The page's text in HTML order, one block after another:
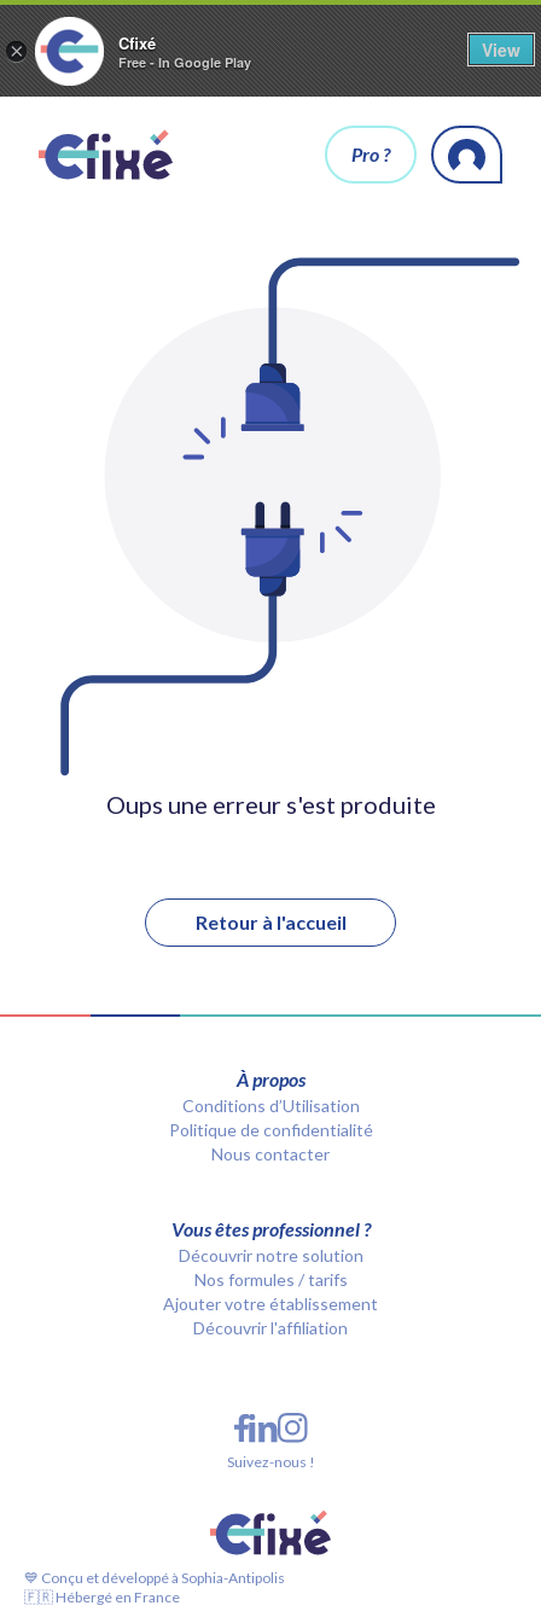
× Cfixé
Free - In Google Play
View
Pro ?
Oups une erreur s'est produite
Retour à l'accueil
À propos
Conditions d’Utilisation
Politique de confidentialité
Nous contacter
Vous êtes professionnel ?
Découvrir notre solution
Nos formules / tarifs
Ajouter votre établissement
Découvrir l'affiliation
💙 Conçu et développé à Sophia-Antipolis
🇫🇷 Hébergé en France
Suivez-nous !